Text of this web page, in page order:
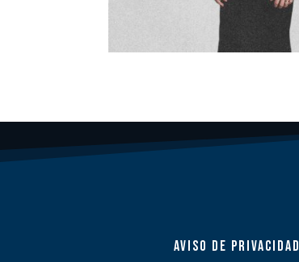
AVISO DE PRIVACIDAD